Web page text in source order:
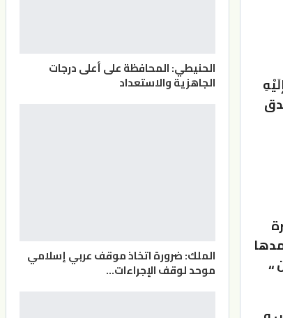
الحنيطي: المحافظة على أعلى درجات
الجاهزية والاستعداد
الملك: ضرورة اتخاذ موقف عربي إسلامي
موحد لوقف الإجراءات…